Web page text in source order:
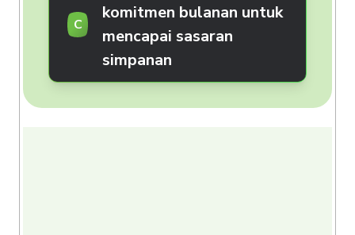
C
komitmen bulanan untuk
mencapai sasaran
simpanan